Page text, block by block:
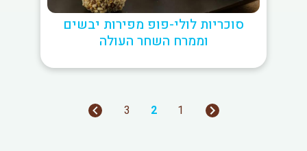
סוכריות לולי-פופ מפירות יבשים
וממרח השחר העולה
1
2
3